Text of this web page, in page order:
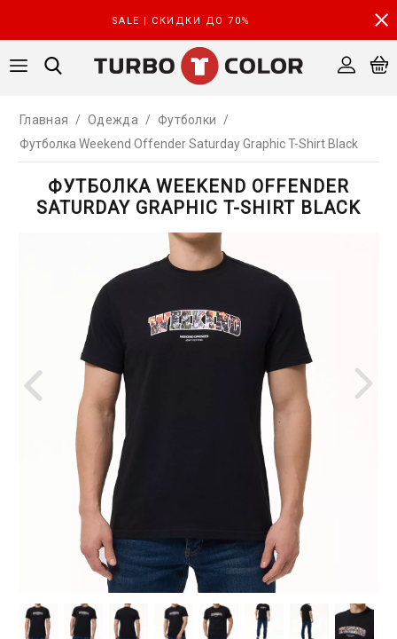
SALE | СКИДКИ ДО 70%
Главная / Одежда / Футболки
/
Футболка Weekend Offender Saturday Graphic T-Shirt Black
ФУТБОЛКА WEEKEND OFFENDER
SATURDAY GRAPHIC T-SHIRT BLACK